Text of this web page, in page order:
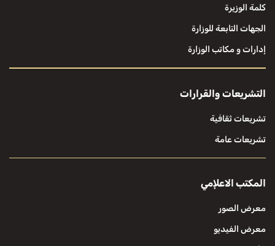
كلمة الوزيرة
الجهات التابعة للوزارة
إدارات و مكاتب الوزارة
التشريعات والقرارات
تشريعات ثقافية
تشريعات عامة
المكتب الاعلإمي
معرض الصور
معرض الفيديو